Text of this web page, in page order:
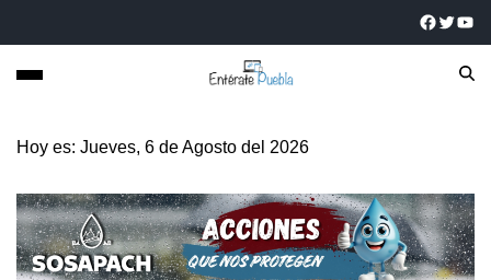
Hoy es: Jueves, 6 de Agosto del 2026